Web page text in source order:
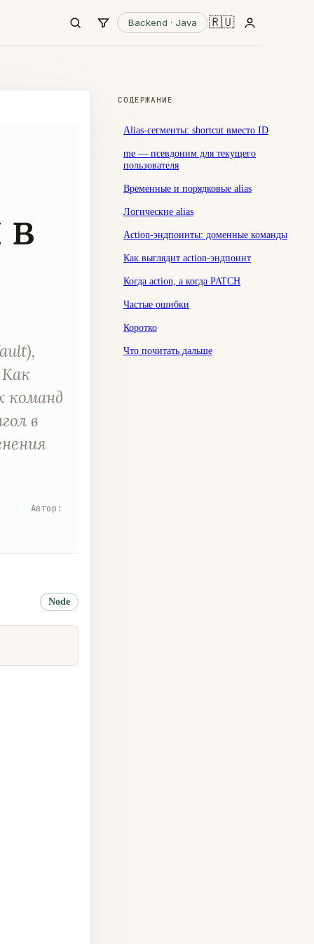
Backend · Java 🇷🇺
команд
в
Автор :
Node
СОДЕРЖАНИЕ
Alias-сегменты: shortcut вместо ID
me — псевдоним для текущего
пользователя
Временные и порядковые alias
Логические alias
Action-эндпоинты: доменные команды
Как выглядит action-эндпоинт
Когда action, а когда PATCH
Частые ошибки
Коротко
Что почитать дальше